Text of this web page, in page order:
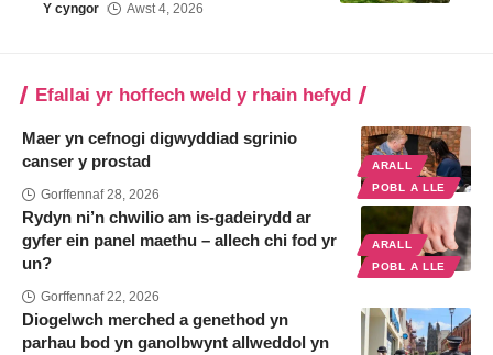
Y cyngor Awst 4, 2026
Efallai yr hoffech weld y rhain hefyd
ARALL
POBL A LLE
Maer yn cefnogi digwyddiad sgrinio
canser y prostad
Gorffennaf 28, 2026
ARALL
POBL A LLE
Rydyn ni’n chwilio am is-gadeirydd ar
gyfer ein panel maethu – allech chi fod yr
un?
Gorffennaf 22, 2026
Diogelwch merched a genethod yn
parhau bod yn ganolbwynt allweddol yn